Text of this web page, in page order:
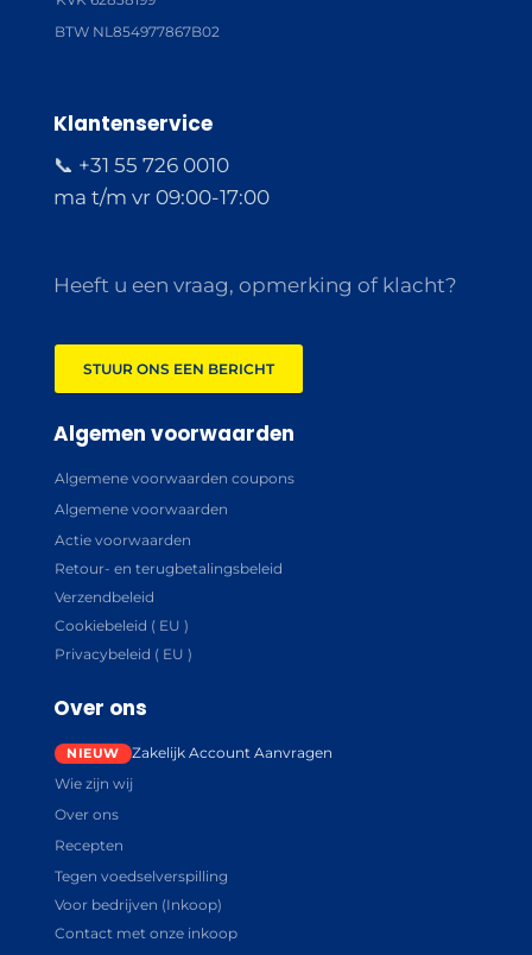
BTW NL854977867B02
Klantenservice
📞 +31 55 726 0010
ma t/m vr 09:00-17:00
Heeft u een vraag, opmerking of klacht?
STUUR ONS EEN BERICHT
Algemen voorwaarden
Algemene voorwaarden coupons
Algemene voorwaarden
Actie voorwaarden
Retour- en terugbetalingsbeleid
Verzendbeleid
Cookiebeleid ( EU )
Privacybeleid ( EU )
Over ons
Zakelijk Account Aanvragen
Wie zijn wij
Over ons
Recepten
Tegen voedselverspilling
Voor bedrijven (Inkoop)
Contact met onze inkoop